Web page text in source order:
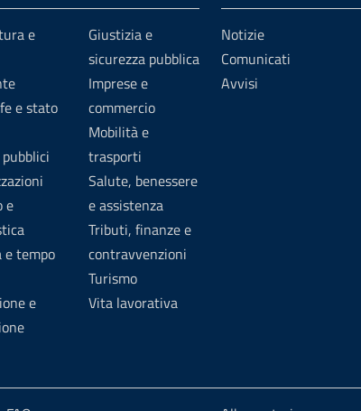
e
e stato
e
e tempo
e
Giustizia e
sicurezza pubblica
Imprese e
commercio
Mobilità e
trasporti
Salute, benessere
e assistenza
Tributi, finanze e
contravvenzioni
Turismo
Vita lavorativa
Notizie
Comunicati
Avvisi